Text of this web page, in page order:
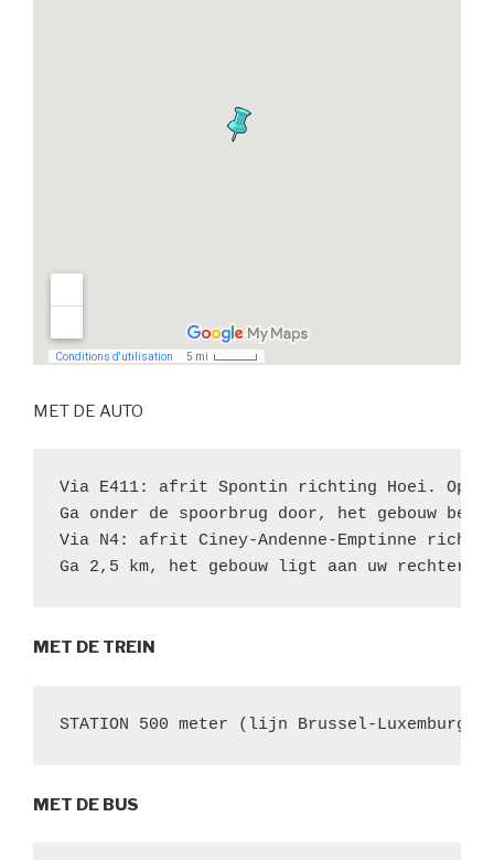
MET DE AUTO
Via E411: afrit Spontin richting Hoei. Op
Ga onder de spoorbrug door, het gebouw
Via N4: afrit Ciney-Andenne-Emptinne
Ga 2,5 km, het gebouw ligt aan uw
MET DE TREIN
STATION 500 meter (lijn Brussel-Luxemburg)
MET DE BUS